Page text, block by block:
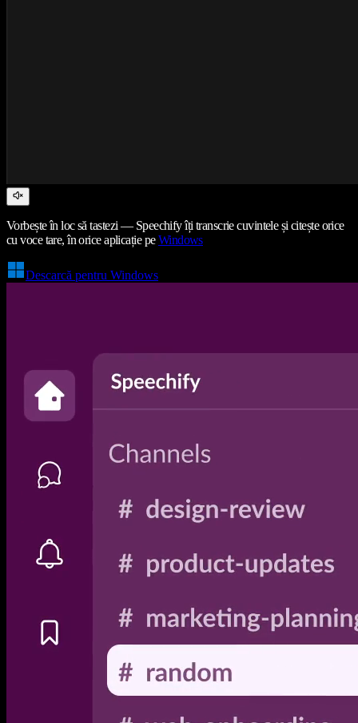
Vorbește în loc să tastezi — Speechify îți transcrie cuvintele și citește orice
cu voce tare, în orice aplicație peWindows
Descarcă pentru Windows